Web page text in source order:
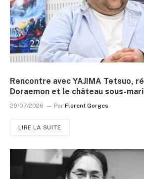
Rencontre avec YAJIMA Tetsuo,
Doraemon et le château sous-
29/07/2026 Par Florent Gorges
LIRE LA SUITE